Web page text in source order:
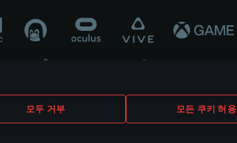
모두 거부 모든 쿠키 허용
발 후원 또는 홍보에 참여하지 않습니다..
owners.